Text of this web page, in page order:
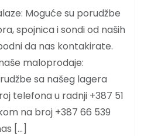
Moguće su porudžbe
spojnica i sondi od naših
da nas kontakirate.
maloprodaje:
sa našeg lagera
telefona u radnji +387 51
na broj +387 66 539
[…]